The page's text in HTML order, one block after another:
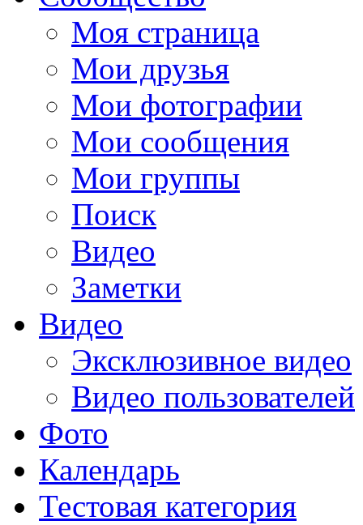
Моя страница
Мои друзья
Мои фотографии
Мои сообщения
Мои группы
Поиск
Видео
Заметки
Видео
Эксклюзивное видео
Видео пользователей
Фото
Календарь
Тестовая категория